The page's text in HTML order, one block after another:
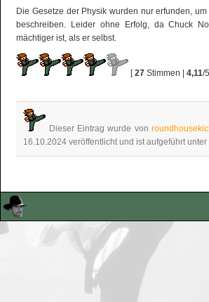
Die Gesetze der Physik wurden nur erfunden, um
beschreiben. Leider ohne Erfolg, da Chuck
mächtiger ist, als er selbst.
[27 Stimmen |4,11/
Dieser Eintrag wurde von
16.10.2024 veröffentlicht und ist aufgeführt unter